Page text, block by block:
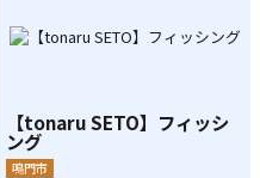
【tonaru SETO】フィッシ
ング
鳴門市